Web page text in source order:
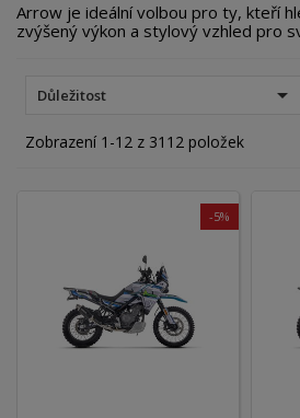
Arrow je ideální volbou pro ty, kteří
zvýšený výkon a stylový vzhled pro
Důležitost 
Zobrazení 1-12 z 3112 položek
-5%